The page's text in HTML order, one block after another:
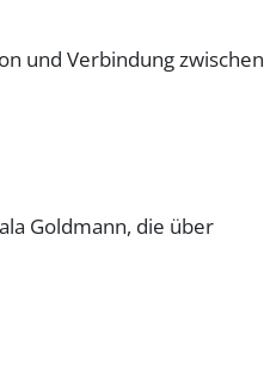
und Verbindung zwischen
Goldmann, die über